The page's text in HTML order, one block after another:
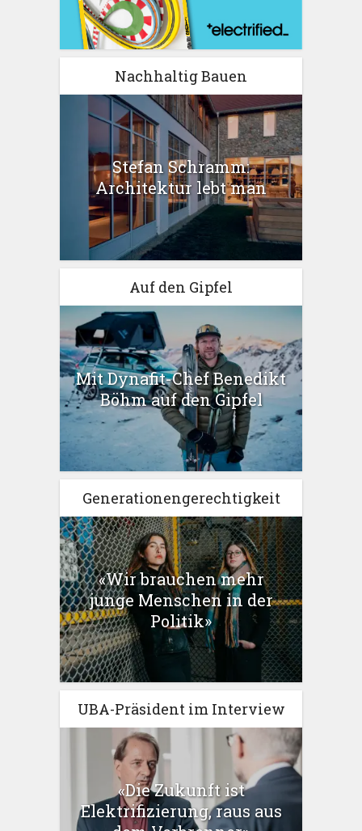
Nachhaltig Bauen
Stefan Schramm:
Architektur lebt man
Auf den Gipfel
Mit Dynafit-Chef Benedikt
Böhm auf den Gipfel
Generationengerechtigkeit
«Wir brauchen mehr
junge Menschen in der
Politik»
UBA-Präsident im Interview
«Die Zukunft ist
Elektrifizierung, raus aus